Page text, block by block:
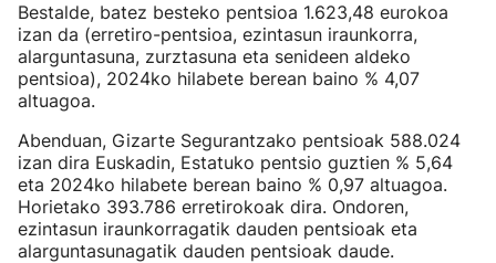
Bestalde, batez besteko pentsioa 1.623,48 eurokoa
izan da (erretiro-pentsioa, ezintasun iraunkorra,
alarguntasuna, zurztasuna eta senideen aldeko
pentsioa), 2024ko hilabete berean baino % 4,07
altuagoa.
Abenduan, Gizarte Segurantzako pentsioak 588.024
izan dira Euskadin, Estatuko pentsio guztien % 5,64
eta 2024ko hilabete berean baino % 0,97 altuagoa.
Horietako 393.786 erretirokoak dira. Ondoren,
ezintasun iraunkorragatik dauden pentsioak eta
alarguntasunagatik dauden pentsioak daude.